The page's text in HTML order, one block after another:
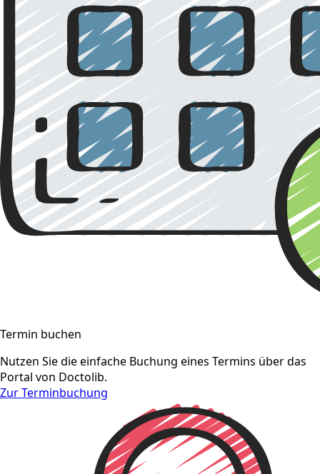
Termin buchen
Nutzen Sie die einfache Buchung eines Termins über das
Portal von Doctolib.
Zur Terminbuchung